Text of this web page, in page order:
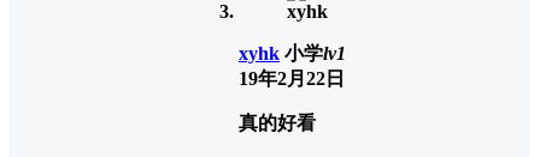
xyhk 小学lv1
19年2月22日
真的好看